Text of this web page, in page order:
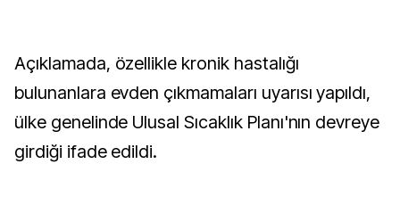
Açıklamada, özellikle kronik hastalığı
bulunanlara evden çıkmamaları uyarısı yapıldı,
ülke genelinde Ulusal Sıcaklık Planı'nın devreye
girdiği ifade edildi.